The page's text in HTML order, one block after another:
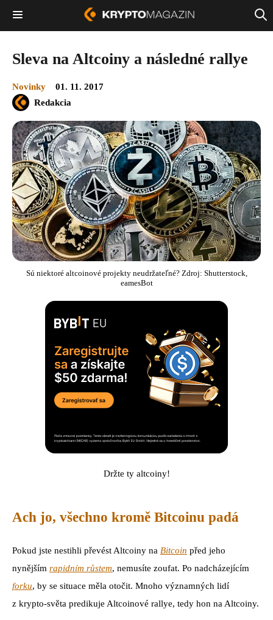
Sleva na Altcoiny a následné rallye
Novinky
01. 11. 2017
Redakcia
Sú niektoré altcoinové projekty neudržateľné? Zdroj: Shutterstock,
eamesBot
Držte ty altcoiny!
Ach jo, všechno kromě Bitcoinu padá
Pokud jste nestihli převést Altcoiny na Bitcoin před jeho
nynějším rapidním růstem, nemusíte zoufat. Po nadcházejícím
forku, by se situace měla otočit. Mnoho významných lidí
z krypto-světa predikuje Altcoinové rallye, tedy hon na Altcoiny.